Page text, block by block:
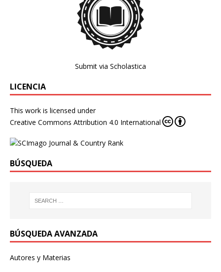
Submit via Scholastica
LICENCIA
This work is licensed under
Creative Commons Attribution 4.0 International
BÚSQUEDA
BÚSQUEDA AVANZADA
Autores y Materias